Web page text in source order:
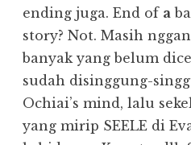
ending juga. End of a
story? Not. Masih
banyak yang belum
sudah disinggung-
Ochiai’s mind, lalu
yang mirip SEELE di